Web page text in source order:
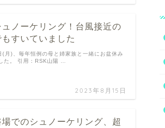
ノーケリング！台風接近の
すいていました
2023年8月15日
月)、毎年恒例の母と姉家族と一緒にお盆休み
た。 引用：RSK山陽 …
でのシュノーケリング、超